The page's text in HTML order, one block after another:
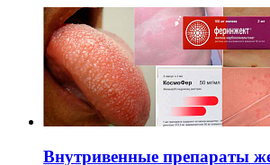
Внутривенные препараты